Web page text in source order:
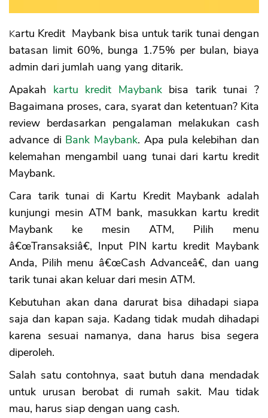
Pinjaman Online
Kelemahan Tarik Tunai Kartu Kredit
Maybank
1. Bunga Mahal
2. Biaya Tinggi
3. Plafon Pinjaman Kecil
Kartu Kredit Maybank bisa untuk tarik tunai dengan
batasan limit 60%, bunga 1.75% per bulan, biaya
admin dari jumlah uang yang ditarik.
Apakah kartu kredit Maybankbisa tarik tunai ?
Bagaimana proses, cara, syarat dan ketentuan? Kita
review berdasarkan pengalaman melakukan cash
advance di Bank Maybank. Apa pula kelebihan dan
kelemahan mengambil uang tunai dari kartu kredit
Maybank.
Cara tarik tunai di Kartu Kredit Maybank adalah
kunjungi mesin ATM bank, masukkan kartu kredit
Maybank ke mesin ATM, Pilih menu
â€œTransaksiâ€, Input PIN kartu kredit Maybank
Anda, Pilih menu â€œCash Advanceâ€, dan uang
tarik tunai akan keluar dari mesin ATM.
Kebutuhan akan dana darurat bisa dihadapi siapa
saja dan kapan saja. Kadang tidak mudah dihadapi
karena sesuai namanya, dana harus bisa segera
diperoleh.
Salah satu contohnya, saat butuh dana mendadak
untuk urusan berobat di rumah sakit. Mau tidak
mau, harus siap dengan uang cash.